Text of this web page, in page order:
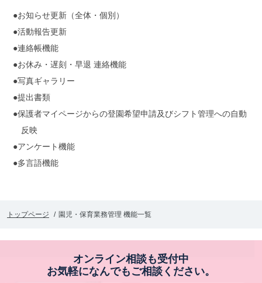
●お知らせ更新（全体・個別）
●活動報告更新
●連絡帳機能
●お休み・遅刻・早退 連絡機能
●写真ギャラリー
●提出書類
●保護者マイページからの登園希望申請及びシフト管理への自動
反映
●アンケート機能
●多言語機能
トップページ 園児・保育業務管理 機能一覧
オンライン相談も受付中
お気軽になんでもご相談ください。